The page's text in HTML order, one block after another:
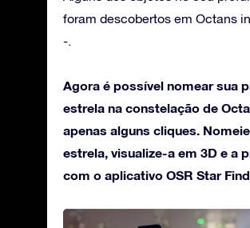
foram descobertos em Octans
-.
Agora é possível nomear sua
estrela na constelação de
apenas alguns cliques.
estrela, visualize-a em 3D e a
com o aplicativo OSR Star